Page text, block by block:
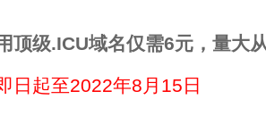
顶级.ICU域名仅需6元，量大
日起至2022年8月15日